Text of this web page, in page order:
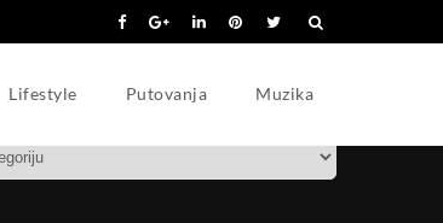
Lifestyle Putovanja Muzika